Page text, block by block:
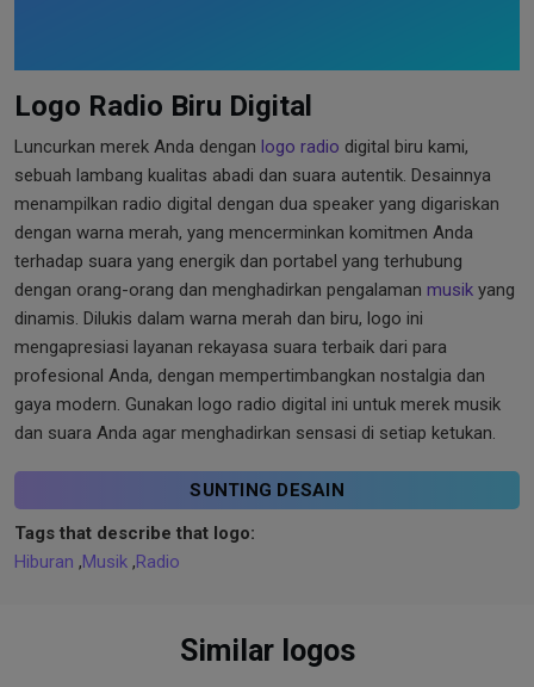
Logo Radio Biru Digital
Luncurkan merek Anda dengan logo radio digital biru kami,
sebuah lambang kualitas abadi dan suara autentik. Desainnya
menampilkan radio digital dengan dua speaker yang digariskan
dengan warna merah, yang mencerminkan komitmen Anda
terhadap suara yang energik dan portabel yang terhubung
dengan orang-orang dan menghadirkan pengalaman musik yang
dinamis. Dilukis dalam warna merah dan biru, logo ini
mengapresiasi layanan rekayasa suara terbaik dari para
profesional Anda, dengan mempertimbangkan nostalgia dan
gaya modern. Gunakan logo radio digital ini untuk merek musik
dan suara Anda agar menghadirkan sensasi di setiap ketukan.
SUNTING DESAIN
Tags that describe that logo:
Hiburan ,Musik ,Radio
Similar logos